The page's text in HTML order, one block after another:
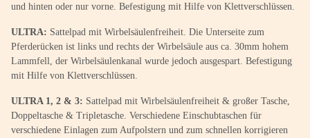
und hinten oder nur vorne. Befestigung mit Hilfe von Klettverschlüssen.
ULTRA: Sattelpad mit Wirbelsäulenfreiheit. Die Unterseite zum
Pferderücken ist links und rechts der Wirbelsäule aus ca. 30mm hohem
Lammfell, der Wirbelsäulenkanal wurde jedoch ausgespart. Befestigung
mit Hilfe von Klettverschlüssen.
ULTRA 1, 2 & 3: Sattelpad mit Wirbelsäulenfreiheit & großer Tasche,
Doppeltasche & Tripletasche. Verschiedene Einschubtaschen für
verschiedene Einlagen zum Aufpolstern und zum schnellen korrigieren